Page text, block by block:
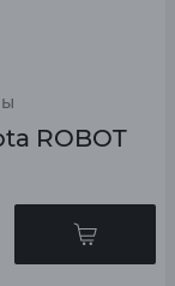
ROBOT